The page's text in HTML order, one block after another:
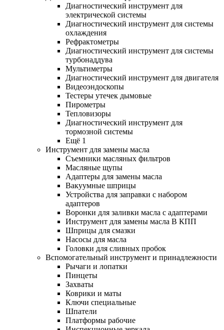
Диагностический инструмент для
электрической системы
Диагностический инструмент для системы
охлаждения
Рефрактометры
Диагностический инструмент для системы
турбонаддува
Мультиметры
Диагностический инструмент для двигателя
Видеоэндоскопы
Тестеры утечек дымовые
Пирометры
Тепловизоры
Диагностический инструмент для
тормозной системы
Ещё 1
Инструмент для замены масла
Съемники масляных фильтров
Масляные щупы
Адаптеры для замены масла
Вакуумные шприцы
Устройства для заправки с набором
адаптеров
Воронки для заливки масла с адаптерами
Инструмент для замены масла В КПП
Шприцы для смазки
Насосы для масла
Головки для сливных пробок
Вспомогательный инструмент и принадлежности
Рычаги и лопатки
Пинцеты
Захваты
Коврики и маты
Ключи специальные
Шпатели
Платформы рабочие